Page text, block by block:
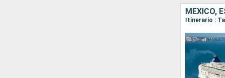
MÉXICO,
Itinerario :